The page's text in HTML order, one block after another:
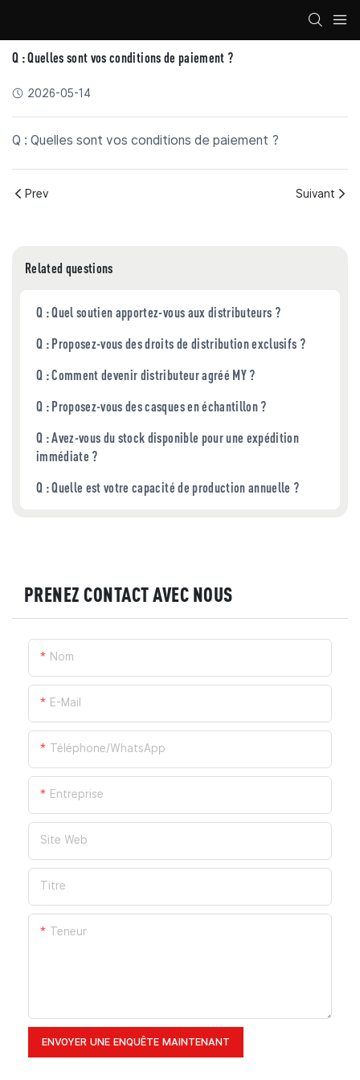
Q : Quelles sont vos conditions de paiement ?
2026-05-14
Q : Quelles sont vos conditions de paiement ?
Prev Suivant
Related questions
Q : Quel soutien apportez-vous aux distributeurs ?
Q : Proposez-vous des droits de distribution exclusifs ?
Q : Comment devenir distributeur agréé MY ?
Q : Proposez-vous des casques en échantillon ?
Q : Avez-vous du stock disponible pour une expédition
immédiate ?
Q : Quelle est votre capacité de production annuelle ?
PRENEZ CONTACT AVEC NOUS
Nom
E-Mail
Téléphone/WhatsApp
Entreprise
Site Web
Titre
Teneur
ENVOYER UNE ENQUÊTE MAINTENANT